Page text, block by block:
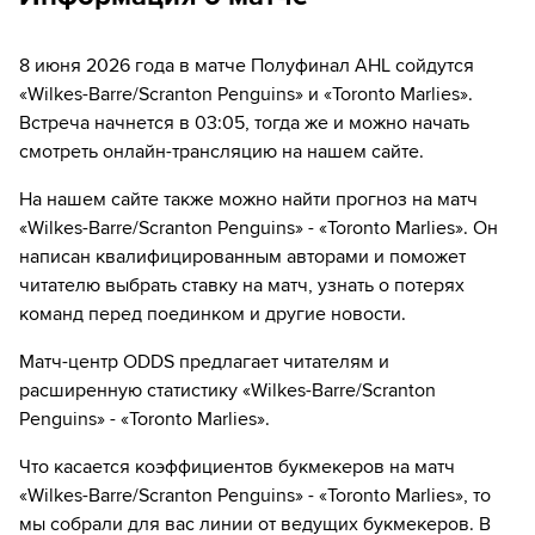
можете отвязать карту для последующего списания в течение 7
Если качество предоставляемых услуг ОККО ТВ вас не устроит,
можете отвязать карту для последующего списания в течение 7
8 июня 2026 года в матче Полуфинал AHL сойдутся
«Wilkes-Barre/Scranton Penguins» и «Toronto Marlies».
Встреча начнется в 03:05, тогда же и можно начать
смотреть онлайн-трансляцию на нашем сайте.
На нашем сайте также можно найти прогноз на матч
«Wilkes-Barre/Scranton Penguins» - «Toronto Marlies». Он
написан квалифицированным авторами и поможет
читателю выбрать ставку на матч, узнать о потерях
команд перед поединком и другие новости.
Матч-центр ODDS предлагает читателям и
расширенную статистику «Wilkes-Barre/Scranton
Penguins» - «Toronto Marlies».
Что касается коэффициентов букмекеров на матч
«Wilkes-Barre/Scranton Penguins» - «Toronto Marlies», то
мы собрали для вас линии от ведущих букмекеров. В